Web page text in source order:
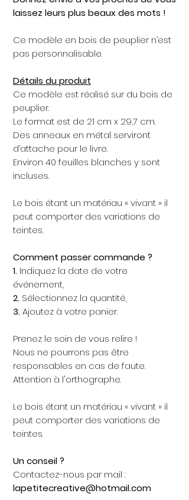
laissez leurs plus beaux des mots !
Ce modèle en bois de peuplier n’est
pas personnalisable.
Détails du produit
Ce modèle est réalisé sur du bois de
peuplier.
Le format est de 21 cm x 29,7 cm.
Des anneaux en métal serviront
d’attache pour le livre.
Environ 40 feuilles blanches y sont
incluses.
Le bois étant un matériau « vivant » il
peut comporter des variations de
teintes.
Comment passer commande ?
1. Indiquez la date de votre
événement,
2. Sélectionnez la quantité,
3.Ajoutez à votre panier.
Prenez le soin de vous relire !
Nous ne pourrons pas être
responsables en cas de faute.
Attention à l'orthographe.
Le bois étant un matériau « vivant » il
peut comporter des variations de
teintes.
Un conseil ?
Contactez-nous par mail :
lapetitecreative@hotmail.com